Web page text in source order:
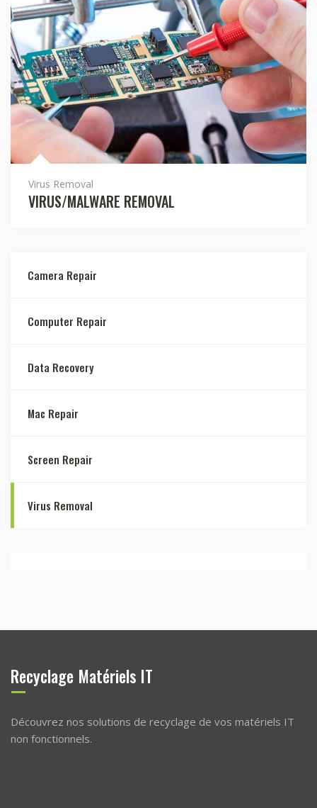
Virus Removal
VIRUS/MALWARE REMOVAL
Camera Repair
Computer Repair
Data Recovery
Mac Repair
Screen Repair
Virus Removal
Recyclage Matériels IT
Découvrez nos solutions de recyclage de vos matériels IT
non fonctionnels.